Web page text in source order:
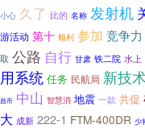
小心 久了 比的 名称 发射机
游活动 第十 顺利 参加 竞争力
取 公路 自行 甘肃 铁二院 水上
用系统 任务 民航局 新技
昌市 中山 智慧消 地震 一款 共促
大 成新 222-1 FTM-400DR 少